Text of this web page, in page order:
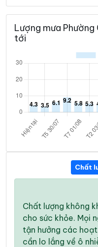
Lượng mưa Phường
tới
Chất
Chất lượng không
cho sức khỏe. Mọi
tận hưởng các
cần lo lắng về ô